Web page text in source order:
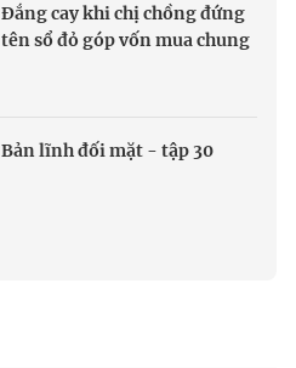
Đắng cay khi chị chồng đứng
tên sổ đỏ góp vốn mua chung
Bản lĩnh đối mặt - tập 30